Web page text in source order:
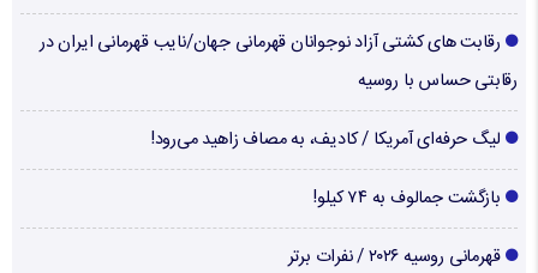
رقابت های کشتی آزاد نوجوانان قهرمانی جهان/نایب قهرمانی ایران در
رقابتی حساس با روسیه
لیگ حرفه‌ای آمریکا / کادیف، به مصاف زاهید می‌رود!
بازگشت جمالوف به ۷۴ کیلو!
قهرمانی روسیه ۲۰۲۶ / نفرات برتر